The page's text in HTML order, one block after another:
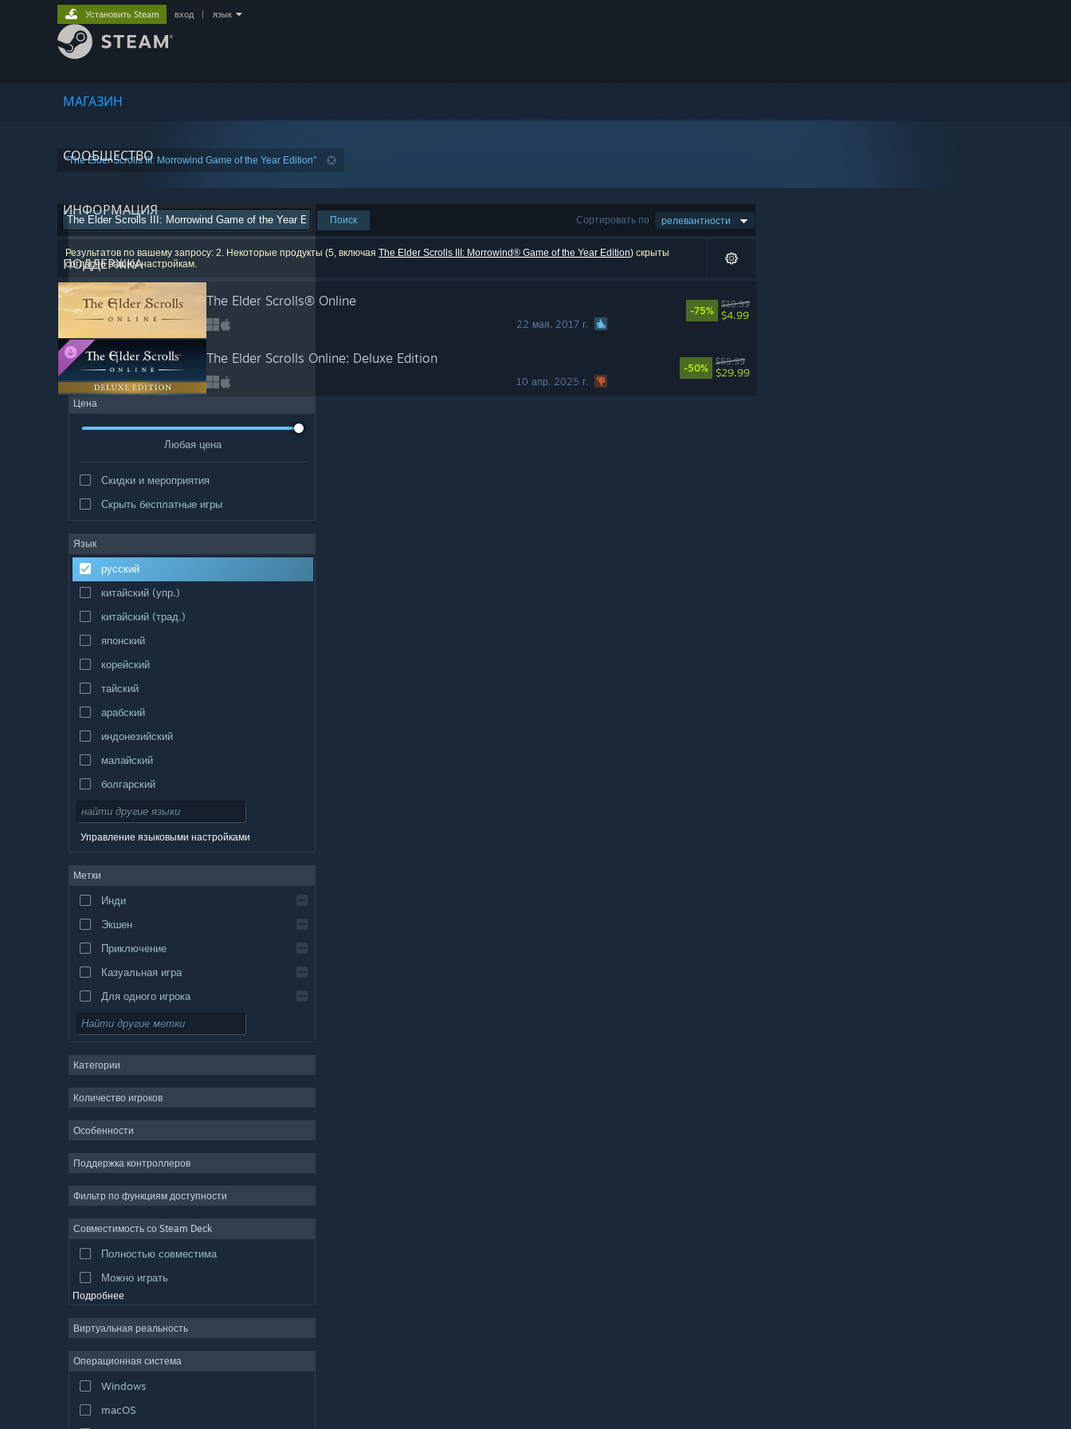
МАГАЗИН
СООБЩЕСТВО
ИНФОРМАЦИЯ
ПОДДЕРЖКА
Установить Steam вход язык
"The Elder Scrolls III: Morrowind Game of the Year Edition"
Сортировать по релевантности
Поиск
Результатов по вашему запросу: 2. Некоторые продукты (5, включая The Elder Scrolls III: Morrowind® Game of the Year Edition) скрыты
согласно вашим настройкам.
The Elder Scrolls® Online
22 мая. 2017 г.
-75%
$19.99
$4.99
The Elder Scrolls Online: Deluxe Edition
10 апр. 2025 г.
-50%
$59.99
$29.99
Цена
Любая цена
Скидки и мероприятия
Скрыть бесплатные игры
Язык
русский
китайский (упр.)
китайский (трад.)
японский
корейский
тайский
арабский
индонезийский
малайский
болгарский
чешский
испанский — Испания
испанский — Латинская Америка
Управление языковыми настройками
Метки
Инди
Экшен
Приключение
Казуальная игра
Для одного игрока
Симулятор
Стратегия
Бесплатная игра
Цветастая
Исследования
Категории
Количество игроков
Особенности
Поддержка контроллеров
Фильтр по функциям доступности
Совместимость со Steam Deck
Полностью совместима
Можно играть
Подробнее
Виртуальная реальность
Операционная система
Windows
macOS